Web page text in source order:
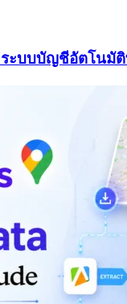
ระบบบัญชีอัตโนมั